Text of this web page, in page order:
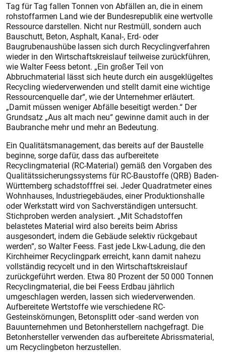
Tag für Tag fallen Tonnen von Abfällen an, die in einem
rohstoffarmen Land wie der Bundesrepublik eine wertvolle
Ressource darstellen. Nicht nur Restmüll, sondern auch
Bauschutt, Beton, Asphalt, Kanal-, Erd- oder
Baugrubenaushübe lassen sich durch Recyclingverfahren
wieder in den Wirtschaftskreislauf teilweise zurückführen,
wie Walter Feess betont. „Ein großer Teil von
Abbruchmaterial lässt sich heute durch ein ausgeklügeltes
Recycling wiederverwenden und stellt damit eine wichtige
Ressourcenquelle dar“, wie der Unternehmer erläutert.
„Damit müssen weniger Abfälle beseitigt werden.“ Der
Grundsatz „Aus alt mach neu“ gewinne damit auch in der
Baubranche mehr und mehr an Bedeutung.
Ein Qualitätsmanagement, das bereits auf der Baustelle
beginne, sorge dafür, dass das aufbereitete
Recyclingmaterial (RC-Material) gemäß den Vorgaben des
Qualitätssicherungssystems für RC-Baustoffe (QRB) Baden-
Württemberg schadstofffrei sei. Jeder Quadratmeter eines
Wohnhauses, Industriegebäudes, einer Produktionshalle
oder Werkstatt wird von Sachverständigen untersucht.
Stichproben werden analysiert. „Mit Schadstoffen
belastetes Material wird also bereits beim Abriss
ausgesondert, indem die Gebäude selektiv rückgebaut
werden“, so Walter Feess. Fast jede Lkw-Ladung, die den
Kirchheimer Recyclingpark erreicht, kann damit nahezu
vollständig recycelt und in den Wirtschaftskreislauf
zurückgeführt werden. Etwa 80 Prozent der 50 000 Tonnen
Recyclingmaterial, die bei Feess Erdbau jährlich
umgeschlagen werden, lassen sich wiederverwenden.
Aufbereitete Wertstoffe wie verschiedene RC-
Gesteinskörnungen, Betonsplitt oder -sand werden von
Bauunternehmen und Betonherstellern nachgefragt. Die
Betonhersteller verwenden das aufbereitete Abrissmaterial,
um Recyclingbeton herzustellen.